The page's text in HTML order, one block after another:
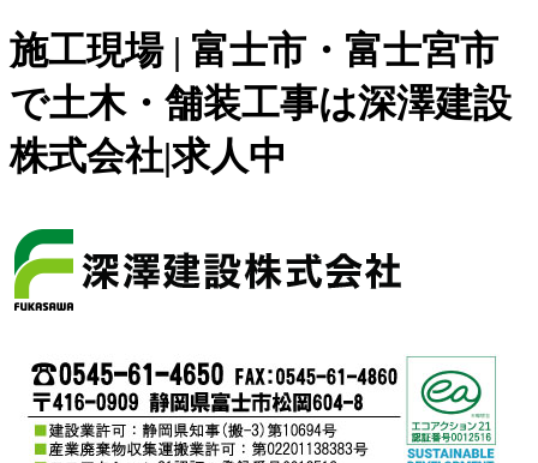
施工現場 | 富士市・富士宮市
で土木・舗装工事は深澤建設
株式会社|求人中